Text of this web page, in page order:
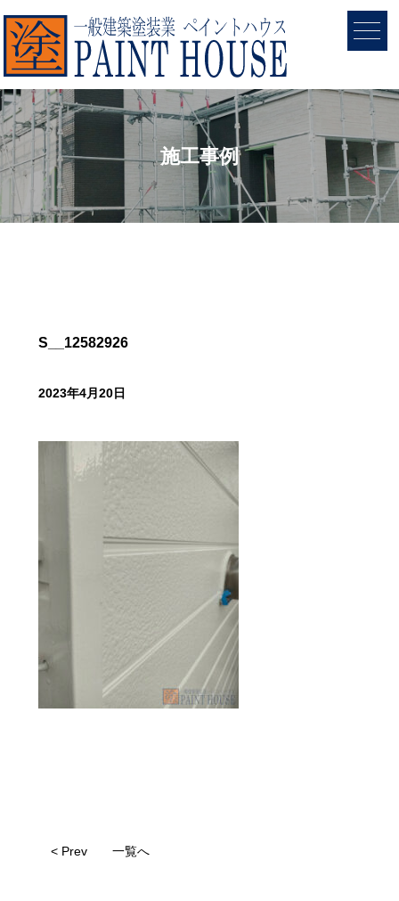
施工事例
S__12582926
2023年4月20日
< Prev 一覧へ